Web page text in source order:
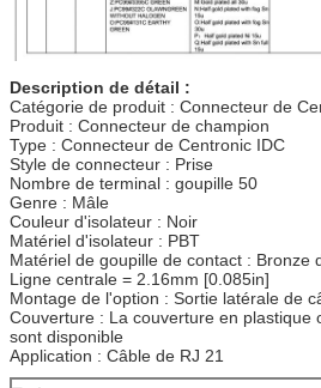
Description de détail :
Catégorie de produit : Connecteur de
Produit : Connecteur de champion
Type : Connecteur de Centronic IDC
Style de connecteur : Prise
Nombre de terminal : goupille 50
Genre : Mâle
Couleur d'isolateur : Noir
Matériel d'isolateur : PBT
Matériel de goupille de contact : Bronze
Ligne centrale = 2.16mm [0.085in]
Montage de l'option : Sortie latérale de
Couverture : La couverture en plastique
sont disponible
Application : Câble de RJ 21